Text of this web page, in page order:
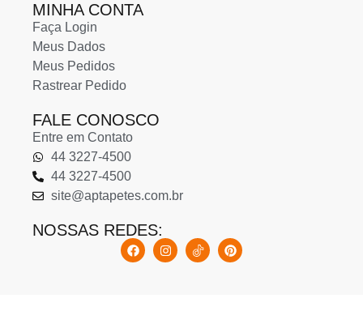
MINHA CONTA
Faça Login
Meus Dados
Meus Pedidos
Rastrear Pedido
FALE CONOSCO
Entre em Contato
44 3227-4500
44 3227-4500
site@aptapetes.com.br
NOSSAS REDES: